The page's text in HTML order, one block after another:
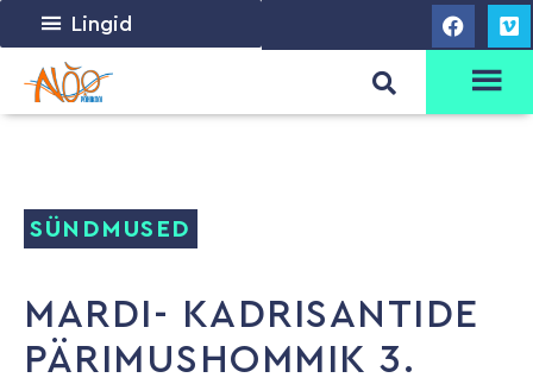
Lingid
SÜNDMUSED
MARDI- KADRISANTIDE
PÄRIMUSHOMMIK 3.